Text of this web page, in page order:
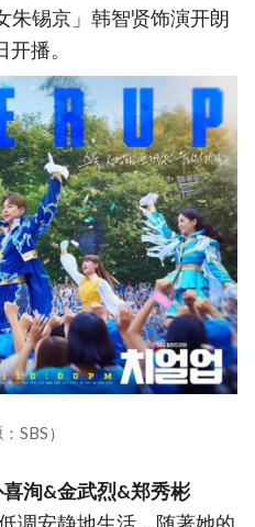
朱锡京」韩智贤饰演开朗
播。
SBS）
洵&金武烈&郑秀彬